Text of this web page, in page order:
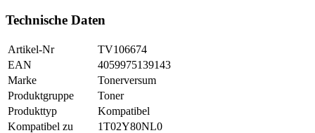
Technische Daten
Artikel-Nr
TV106674
EAN
4059975139143
Marke
Tonerversum
Produktgruppe
Toner
Produkttyp
Kompatibel
Kompatibel zu
1T02Y80NL0